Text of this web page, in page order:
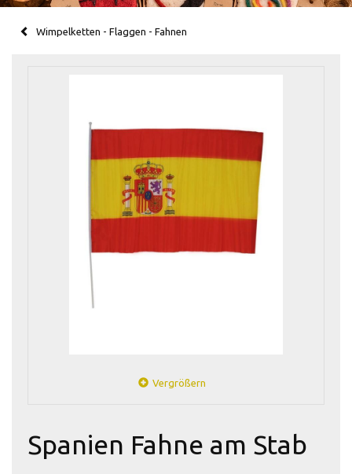
Wimpelketten - Flaggen - Fahnen
Vergrößern
Spanien Fahne am Stab